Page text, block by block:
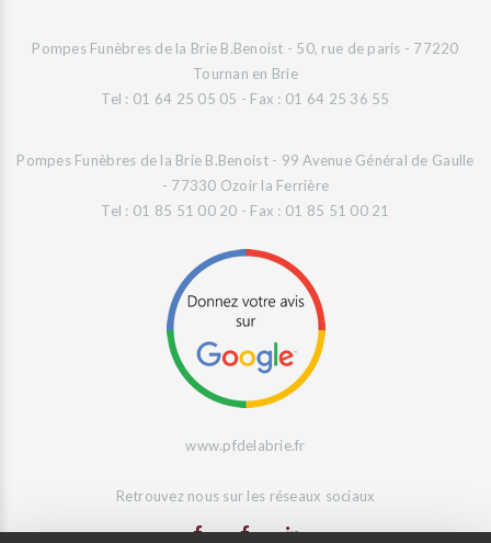
Pompes Funèbres de la Brie B.Benoist - 50, rue de paris - 77220
Tournan en Brie
Tel : 01 64 25 05 05 - Fax : 01 64 25 36 55
Pompes Funèbres de la Brie B.Benoist - 99 Avenue Général de Gaulle
- 77330 Ozoir la Ferrière
Tel : 01 85 51 00 20 - Fax : 01 85 51 00 21
www.pfdelabrie.fr
Retrouvez nous sur les réseaux sociaux